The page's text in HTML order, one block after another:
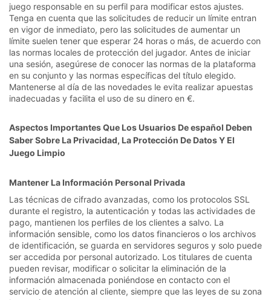
juego responsable en su perfil para modificar estos ajustes.
Tenga en cuenta que las solicitudes de reducir un límite entran
en vigor de inmediato, pero las solicitudes de aumentar un
límite suelen tener que esperar 24 horas o más, de acuerdo con
las normas locales de protección del jugador. Antes de iniciar
una sesión, asegúrese de conocer las normas de la plataforma
en su conjunto y las normas específicas del título elegido.
Mantenerse al día de las novedades le evita realizar apuestas
inadecuadas y facilita el uso de su dinero en €.
Aspectos Importantes Que Los Usuarios De español Deben
Saber Sobre La Privacidad, La Protección De Datos Y El
Juego Limpio
Mantener La Información Personal Privada
Las técnicas de cifrado avanzadas, como los protocolos SSL
durante el registro, la autenticación y todas las actividades de
pago, mantienen los perfiles de los clientes a salvo. La
información sensible, como los datos financieros o los archivos
de identificación, se guarda en servidores seguros y solo puede
ser accedida por personal autorizado. Los titulares de cuenta
pueden revisar, modificar o solicitar la eliminación de la
información almacenada poniéndose en contacto con el
servicio de atención al cliente, siempre que las leyes de su zona